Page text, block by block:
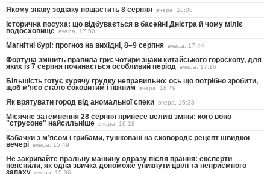
Якому знаку зодіаку пощастить 8 серпня вчера, 18:08
Історична посуха: що відбувається в басейні Дністра й чому міліє
водосховище вчера, 17:50
Магнітні бурі: прогноз на вихідні, 8–9 серпня вчера, 17:44
Фортуна змінить правила гри: чотири знаки китайського гороскопу, для
яких із 7 серпня починається особливий період вчера, 17:16
Більшість готує курячу грудку неправильно: ось що потрібно зробити,
щоб м’ясо стало соковитим і ніжним вчера, 16:49
Як врятувати город від аномальної спеки вчера, 16:38
Місячне затемнення 28 серпня принесе великі зміни: кого воно
"струсоне" найсильніше вчера, 16:18
Кабачки з м’ясом і грибами, тушковані на сковороді: рецепт швидкої
вечері вчера, 15:49
Не закривайте пральну машину одразу після прання: експерти
пояснили, як одна звичка допоможе уникнути цвілі та неприємного
запаху вчера, 15:36